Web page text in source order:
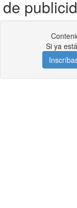
de
Si ya